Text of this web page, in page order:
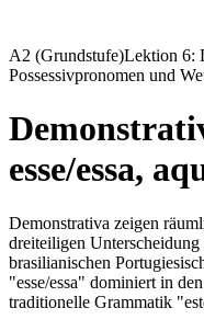
A2 (Grundstufe)Lektion 6:
Possessivpronomen und
esse/essa,
Demonstrativa zeigen
dreiteiligen
brasilianischen
"esse/essa" dominiert in
traditionelle Grammatik